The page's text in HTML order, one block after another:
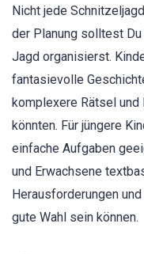
Nicht jede
der Planung solltest
Jagd organisierst.
fantasievolle
komplexere Rätsel
könnten. Für jüngere
einfache Aufgaben
und Erwachsene
Herausforderungen
gute Wahl sein können.